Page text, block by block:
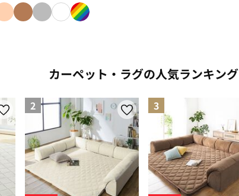
カーペット・ラグの人気ランキング
2 3